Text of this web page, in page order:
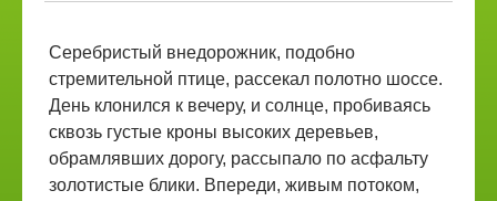
Серебристый внедорожник, подобно
стремительной птице, рассекал полотно шоссе.
День клонился к вечеру, и солнце, пробиваясь
сквозь густые кроны высоких деревьев,
обрамлявших дорогу, рассыпало по асфальту
золотистые блики. Впереди, живым потоком,